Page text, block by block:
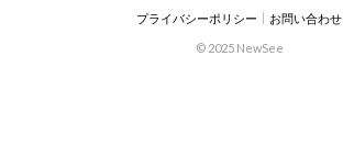
プライバシーポリシー
お問い合わせ
© 2025 NewSee